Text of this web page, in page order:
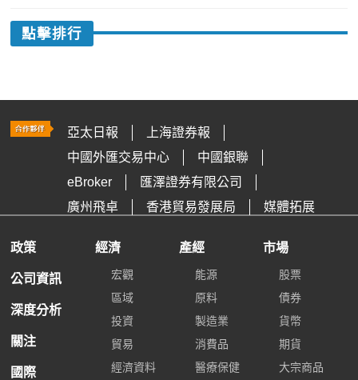
點擊排行
亞太日報
上海證券報
中國外匯交易中心
中國銀聯
eBroker
匯澤證券有限公司
廣州飛卓
香港貿易發展局 媒體拓展
政策
公司資訊
深度分析
關注
國際
經濟
宏觀
區域
投資
貿易
經濟資料
產經
能源
原料
製造業
消費品
醫療保健
市場
股票
債券
貨幣
期貨
大宗商品